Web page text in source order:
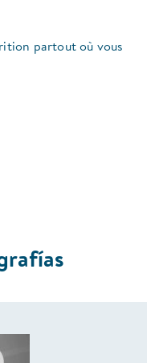
partout où vous